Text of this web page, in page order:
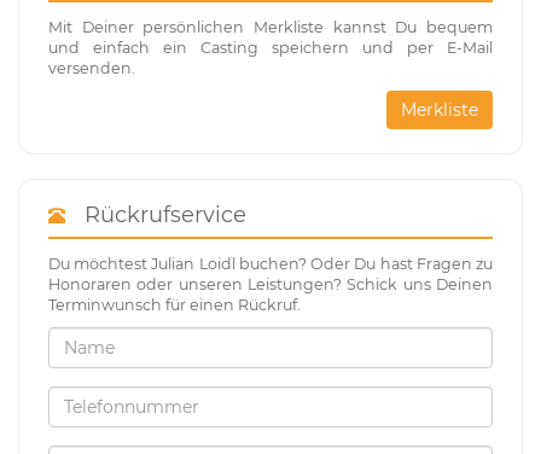
Mit Deiner persönlichen Merkliste kannst Du bequem
und einfach ein Casting speichern und per E-Mail
versenden.
Merkliste
Rückrufservice
Du möchtest Julian Loidl buchen? Oder Du hast Fragen zu
Honoraren oder unseren Leistungen? Schick uns Deinen
Terminwunsch für einen Rückruf.